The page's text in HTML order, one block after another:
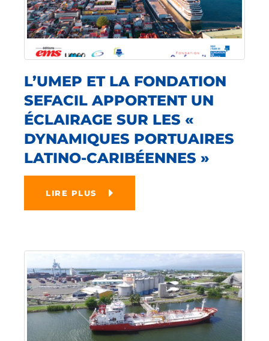
L’UMEP ET LA FONDATION
SEFACIL APPORTENT UN
ÉCLAIRAGE SUR LES «
DYNAMIQUES PORTUAIRES
LATINO-CARIBÉENNES »
LIRE PLUS